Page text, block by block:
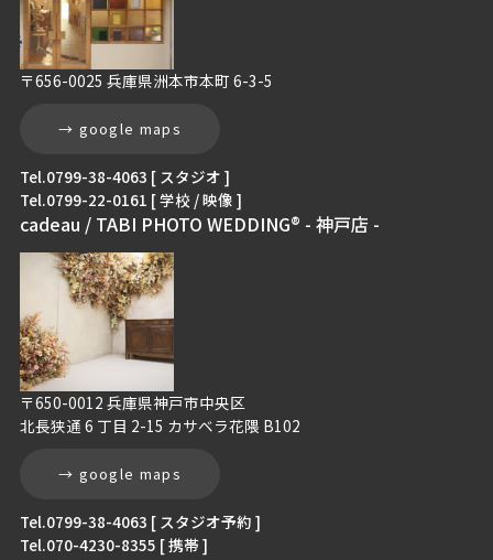
〒656-0025 兵庫県洲本市本町 6-3-5
→ google maps
Tel.0799-38-4063 [ スタジオ ]
Tel.0799-22-0161 [ 学校 / 映像 ]
cadeau / TABI PHOTO WEDDING® - 神戸店 -
〒650-0012 兵庫県神戸市中央区
北長狭通 6 丁目 2-15 カサベラ花隈 B102
→ google maps
Tel.0799-38-4063 [ スタジオ予約 ]
Tel.070-4230-8355 [ 携帯 ]